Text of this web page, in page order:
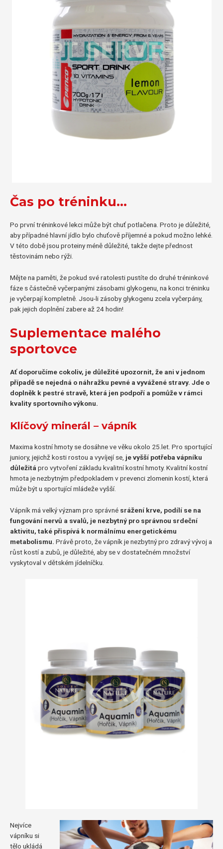
Čas po tréninku…
Po první tréninkové lekci může být chuť potlačena. Proto je důležité,
aby případné hlavní jídlo bylo chuťově příjemné a pokud možno lehké.
V této době jsou proteiny méně důležité, takže dejte přednost
těstovinám nebo rýži.
Mějte na paměti, že pokud své ratolesti pustíte do druhé tréninkové
fáze s částečně vyčerpanými zásobami glykogenu, na konci tréninku
je vyčerpají kompletně. Jsou-li zásoby glykogenu zcela vyčerpány,
pak jejich doplnění zabere až 24 hodin!
Suplementace malého
sportovce
Ať doporučíme cokoliv, je důležité upozornit, že ani v jednom
případě se nejedná o náhražku pevné a vyvážené stravy. Jde o
doplněk k pestré stravě, která jen podpoří a pomůže v rámci
kvality sportovního výkonu.
Klíčový minerál – vápník
Maxima kostní hmoty se dosáhne ve věku okolo 25.let. Pro sportující
juniory, jejichž kosti rostou a vyvíjejí se, je vyšší potřeba vápníku
důležitá pro vytvoření základu kvalitní kostní hmoty. Kvalitní kostní
hmota je nezbytným předpokladem v prevenci zlomenin kostí, která
může být u sportující mládeže vyšší.
Vápník má velký význam pro správné srážení krve, podílí se na
fungování nervů a svalů, je nezbytný pro správnou srdeční
aktivitu, také přispívá k normálnímu energetickému
metabolismu. Právě proto, že vápník je nezbytný pro zdravý vývoj a
růst kostí a zubů, je důležité, aby se v dostatečném množství
vyskytoval v dětském jídelníčku.
Nejvíce
vápníku si
tělo ukládá